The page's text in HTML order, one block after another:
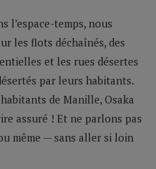
l’espace-temps, nous
les flots déchaînés, des
et les rues désertes
par leurs habitants.
de Manille, Osaka
assuré ! Et ne parlons pas
même — sans aller si loin